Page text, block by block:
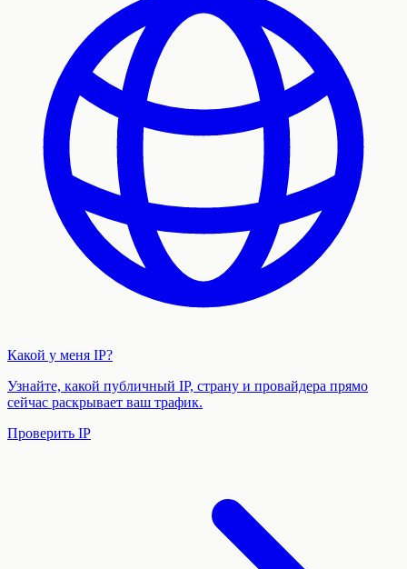
Какой у меня IP?
Узнайте, какой публичный IP, страну и провайдера прямо
сейчас раскрывает ваш трафик.
Проверить IP